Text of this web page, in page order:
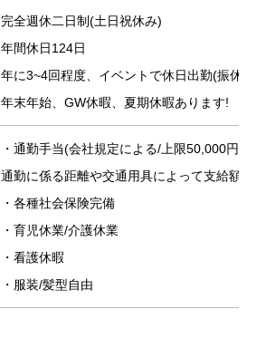
完全週休二日制(土日祝休み)
年間休日124日
年に3~4回程度、イベントで休日出勤(振休
年末年始、GW休暇、夏期休暇あります!
・通勤手当(会社規定による/上限50,000円)
通勤に係る距離や交通用具によって支給額を
・各種社会保険完備
・育児休業/介護休業
・看護休暇
・服装/髪型自由